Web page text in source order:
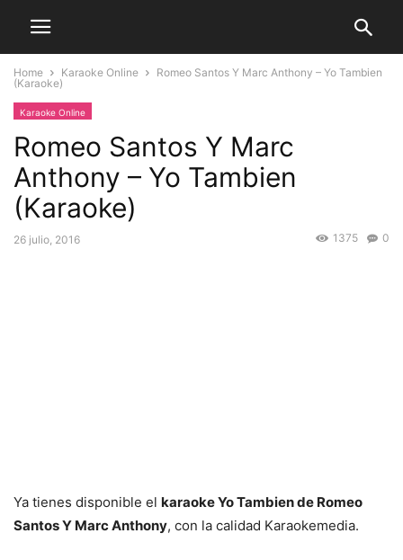
Home Karaoke Online
Romeo Santos Y Marc Anthony – Yo Tambien
(Karaoke)
Karaoke Online
Romeo Santos Y Marc
Anthony – Yo Tambien
(Karaoke)
26 julio, 2016 0
1375
Ya tienes disponible el karaoke Yo Tambien de Romeo
Santos Y Marc Anthony, con la calidad Karaokemedia.